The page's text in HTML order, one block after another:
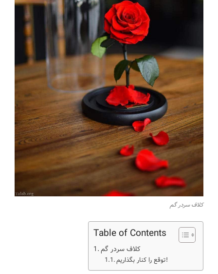
کلاف سردر گم
Table of Contents
کلاف سردر گم
توقع را کنار بگذاریم!